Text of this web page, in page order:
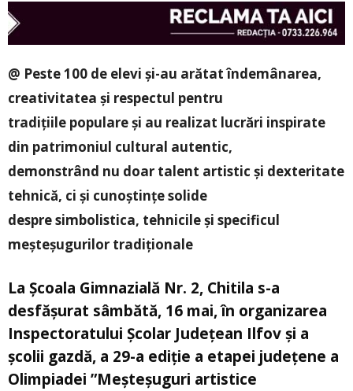
@ Peste 100 de elevi și-au arătat îndemânarea,
creativitatea și respectul pentru
tradițiile populare și au realizat lucrări inspirate
din patrimoniul cultural autentic,
demonstrând nu doar talent artistic și dexteritate
tehnică, ci și cunoștințe solide
despre simbolistica, tehnicile și specificul
meșteșugurilor tradiționale
La Școala Gimnazială Nr. 2, Chitila s-a
desfășurat sâmbătă, 16 mai, în organizarea
Inspectoratului Școlar Județean Ilfov și a
școlii gazdă, a 29-a ediție a etapei județene a
Olimpiadei ”Meşteşuguri artistice